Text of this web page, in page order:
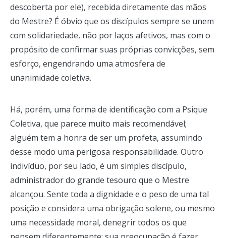
descoberta por ele), recebida diretamente das mãos
do Mestre? É óbvio que os discípulos sempre se unem
com solidariedade, não por laços afetivos, mas com o
propósito de confirmar suas próprias convicções, sem
esforço, engendrando uma atmosfera de
unanimidade coletiva.
Há, porém, uma forma de identificação com a Psique
Coletiva, que parece muito mais recomendável;
alguém tem a honra de ser um profeta, assumindo
desse modo uma perigosa responsabilidade. Outro
indivíduo, por seu lado, é um simples discípulo,
administrador do grande tesouro que o Mestre
alcançou. Sente toda a dignidade e o peso de uma tal
posição e considera uma obrigação solene, ou mesmo
uma necessidade moral, denegrir todos os que